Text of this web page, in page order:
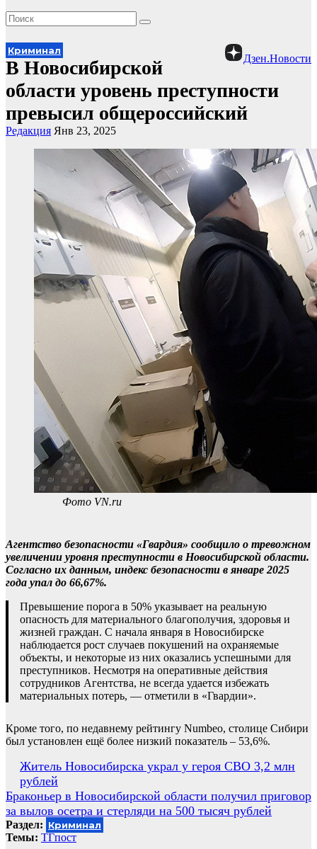
Дзен.Новости
Криминал
В Новосибирской
области уровень преступности
превысил общероссийский
Редакция Янв 23, 2025
Фото VN.ru
Агентство безопасности «Гвардия» сообщило о тревожном
увеличении уровня преступности в Новосибирской области.
Согласно их данным, индекс безопасности в январе 2025
года упал до 66,67%.
Превышение порога в 50% указывает на реальную
опасность для материального благополучия, здоровья и
жизней граждан. С начала января в Новосибирске
наблюдается рост случаев покушений на охраняемые
объекты, и некоторые из них оказались успешными для
преступников. Несмотря на оперативные действия
сотрудников Агентства, не всегда удается избежать
материальных потерь, — отметили в «Гвардии».
Кроме того, по недавнему рейтингу Numbeo, столице Сибири
был установлен ещё более низкий показатель – 53,6%.
Навигация
по
записям
Житель Новосибирска украл у героя СВО 3,2 млн
рублей
Браконьер в Новосибирской области получил приговор
за вылов осетра и стерляди на 500 тысяч рублей
Раздел: Криминал
Темы: ТГпост